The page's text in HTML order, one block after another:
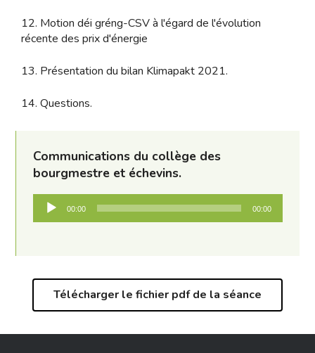
12. Motion déi gréng-CSV à l'égard de l'évolution
récente des prix d'énergie
13. Présentation du bilan Klimapakt 2021.
14. Questions.
Communications du collège des
bourgmestre et échevins.
Lecteur
audio
00:00 00:00
Télécharger le fichier pdf de la séance